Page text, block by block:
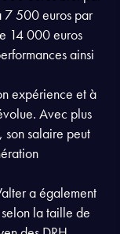
7 500 euros par
14 000 euros
ainsi
expérience et à
Avec plus
son salaire peut
a également
la taille de